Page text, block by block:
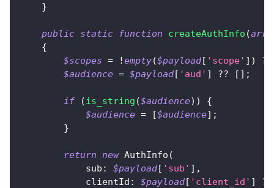
}
public static function createAuthInfo (
{
$scopes = !empty($payload[ 'scope' ] ) ?
$audience = $payload[ 'aud' ] ?? [ ] ;
if (is_string ($audience) )
{
$audience = [$audience] ;
}
return new AuthInfo (
sub : $payload[ 'sub' ] ,
clientId : $payload[ 'client_id' ]
??